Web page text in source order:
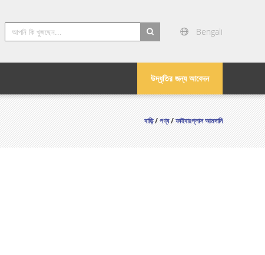
Bengali
উদ্ধৃতির জন্য আবেদন
বাড়ি/পণ্য/ফাইবারগ্লাস আমদানি